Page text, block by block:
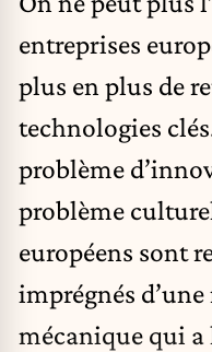
entreprises
plus en plus de
technologies
problème
problème
européens sont
imprégnés
mécanique qui